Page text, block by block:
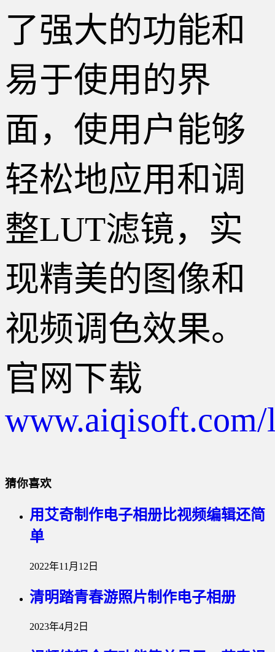
了强大的功能和
易于使用的界
面，使用户能够
轻松地应用和调
整LUT滤镜，实
现精美的图像和
视频调色效果。
官网下载
猜你喜欢
用艾奇制作电子相册比视频编辑还简
单
2022年11月12日
清明踏青春游照片制作电子相册
2023年4月2日